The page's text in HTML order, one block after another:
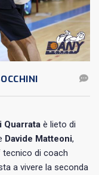
Quarrata è lieto di
Davide Matteoni,
di coach
a vivere la seconda